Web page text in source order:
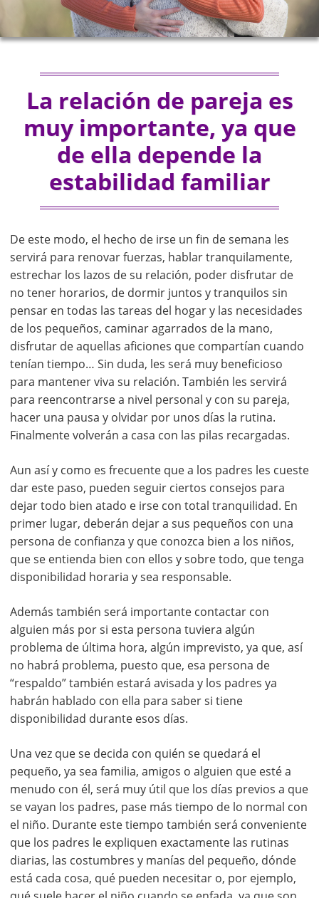
La relación de pareja es
muy importante, ya que
de ella depende la
estabilidad familiar
De este modo, el hecho de irse un fin de semana les
servirá para renovar fuerzas, hablar tranquilamente,
estrechar los lazos de su relación, poder disfrutar de
no tener horarios, de dormir juntos y tranquilos sin
pensar en todas las tareas del hogar y las necesidades
de los pequeños, caminar agarrados de la mano,
disfrutar de aquellas aficiones que compartían cuando
tenían tiempo… Sin duda, les será muy beneficioso
para mantener viva su relación. También les servirá
para reencontrarse a nivel personal y con su pareja,
hacer una pausa y olvidar por unos días la rutina.
Finalmente volverán a casa con las pilas recargadas.
Aun así y como es frecuente que a los padres les cueste
dar este paso, pueden seguir ciertos consejos para
dejar todo bien atado e irse con total tranquilidad. En
primer lugar, deberán dejar a sus pequeños con una
persona de confianza y que conozca bien a los niños,
que se entienda bien con ellos y sobre todo, que tenga
disponibilidad horaria y sea responsable.
Además también será importante contactar con
alguien más por si esta persona tuviera algún
problema de última hora, algún imprevisto, ya que, así
no habrá problema, puesto que, esa persona de
“respaldo” también estará avisada y los padres ya
habrán hablado con ella para saber si tiene
disponibilidad durante esos días.
Una vez que se decida con quién se quedará el
pequeño, ya sea familia, amigos o alguien que esté a
menudo con él, será muy útil que los días previos a que
se vayan los padres, pase más tiempo de lo normal con
el niño. Durante este tiempo también será conveniente
que los padres le expliquen exactamente las rutinas
diarias, las costumbres y manías del pequeño, dónde
está cada cosa, qué pueden necesitar o, por ejemplo,